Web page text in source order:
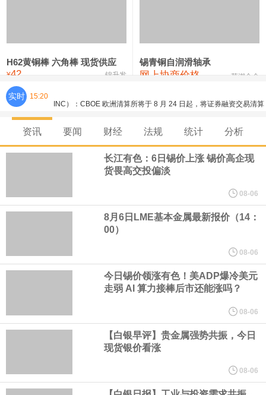
氯化镍 38,300—40,300 39,300 0
H62黄铜棒 六角棒 现货供应
¥42 锦升发
锡青铜自润滑轴承
网上协商价格 芜湖合金
实时 15:20
全球科技股波动性的加剧。 日本市场中，软银股价收盘下跌4.4%，
芯片设备制造商东京电子股价下跌近6%，日本存储芯片制造商铠侠
WPP股价料创1992年以来最大单日涨幅，上涨25%至11个月高位。
在地上方的山坡已经被开挖，露出赤红土层，并修出层层台地。但
美元的项目制造重重阻碍
欧股开盘涨跌不一，德国DAX指数跌0.29%，英国富时100指数涨
资讯 要闻 财经 法规 统计 分析
长江有色：6日锡价上涨 锡价高企现
货畏高交投偏淡
08-06
8月6日LME基本金属最新报价（14：
00）
08-06
今日锡价领涨有色！美ADP爆冷美元
走弱 AI 算力接棒后市还能涨吗？
08-06
【白银早评】贵金属强势共振，今日
现货银价看涨
08-06